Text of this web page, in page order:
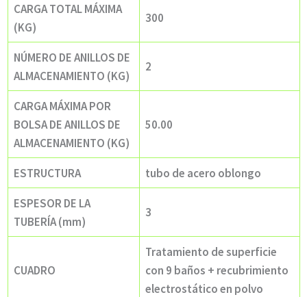
CARGA TOTAL MÁXIMA
(KG)
300
NÚMERO DE ANILLOS DE
ALMACENAMIENTO (KG)
2
CARGA MÁXIMA POR
BOLSA DE ANILLOS DE
ALMACENAMIENTO (KG)
50.00
ESTRUCTURA
tubo de acero oblongo
ESPESOR DE LA
TUBERÍA (mm)
3
CUADRO
Tratamiento de superficie
con 9 baños + recubrimiento
electrostático en polvo